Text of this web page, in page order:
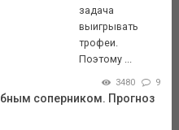
задача
выигрывать
трофеи.
Поэтому ...
3480 9
соперником. Прогноз